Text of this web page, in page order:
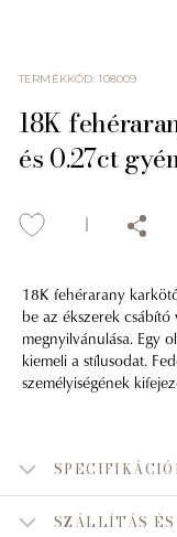
TERMÉKKÓD:108009
18K
és 0.27ct
18K fehérarany
be az ékszerek
megnyilvánulása. Egy
kiemeli a stílusodat.
személyiségének
SZÁLLÍTÁS